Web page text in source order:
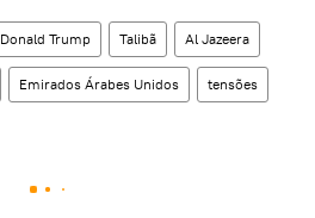
Donald Trump Talibã Al Jazeera
Emirados Árabes Unidos tensões